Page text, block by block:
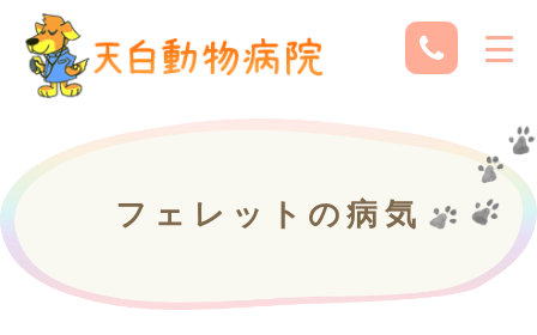
フェレットの病気